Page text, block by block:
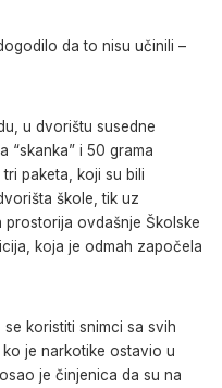
da to nisu učinili –
u dvorištu susedne
“skanka” i 50 grama
paketa, koji su bili
škole, tik uz
ovdašnje Školske
koja je odmah započela
koristiti snimci sa svih
je narkotike ostavio u
je činjenica da su na